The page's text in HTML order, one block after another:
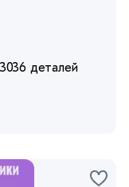
деталей